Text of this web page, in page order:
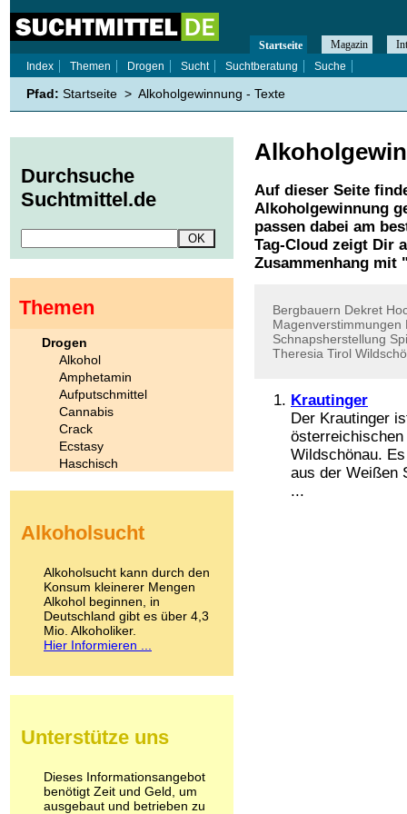
Auf dieser Seite
Alkoholgewinnung
passen dabei am
Tag-Cloud zeigt Dir
Zusammenhang mit
Bergbauern Dekret
Magenverstimmungen
Schnapsherstellung
Theresia Tirol
Krautinger
Der Krautinger
österreichischen
Wildschönau.
aus der Weißen
...
Startseite Magazin
Index
Themen Drogen Sucht Suchtberatung Suche
Pfad: Startseite > Alkoholgewinnung - Texte
Durchsuche
Suchtmittel.de
Themen
Drogen
Alkohol
Amphetamin
Aufputschmittel
Cannabis
Crack
Ecstasy
Haschisch
Kokain
LSD
Marihuana
Medikamente
Meskalin
Metamphetamin
Methadon
Pilze
Psychopharmaka
Schlafmittel
Schmerzmittel
Alkoholsucht
Alkoholsucht kann durch den
Konsum kleinerer Mengen
Alkohol beginnen, in
Deutschland gibt es über 4,3
Mio. Alkoholiker.
Hier Informieren ...
Unterstütze uns
Dieses Informationsangebot
benötigt Zeit und Geld, um
ausgebaut und betrieben zu